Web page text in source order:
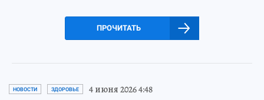
ПРОЧИТАТЬ
НОВОСТИ ЗДОРОВЬЕ 4 июня 2026 4:48